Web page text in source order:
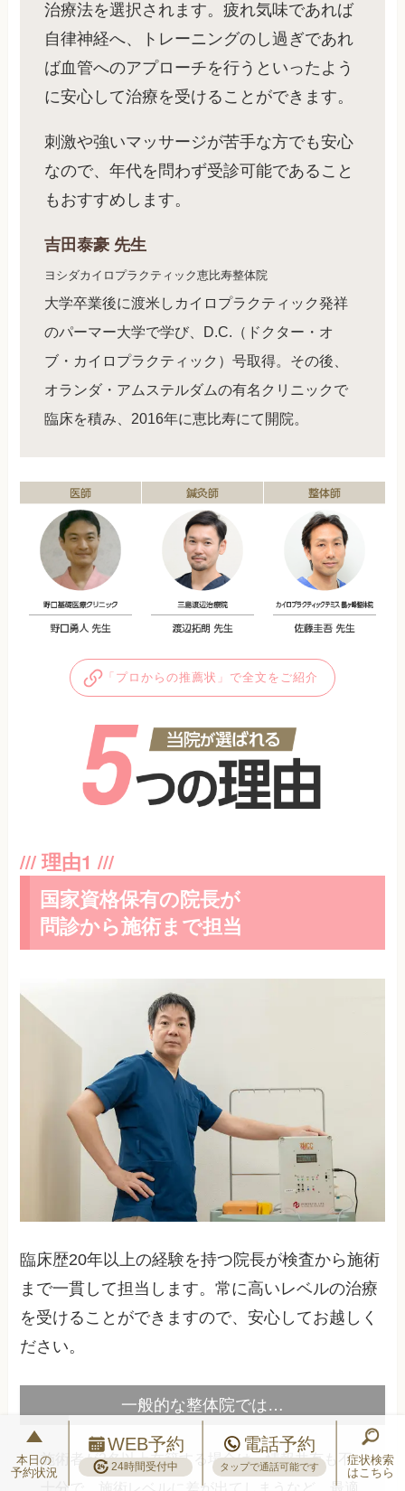
治療法を選択されます。疲れ気味であれば
自律神経へ、トレーニングのし過ぎであれ
ば血管へのアプローチを行うといったよう
に安心して治療を受けることができます。
刺激や強いマッサージが苦手な方でも安心
なので、年代を問わず受診可能であること
もおすすめします。
吉田泰豪 先生
ヨシダカイロプラクティック恵比寿整体院
大学卒業後に渡米しカイロプラクティック発祥
のパーマー大学で学び、D.C.（ドクター・オ
ブ・カイロプラクティック）号取得。その後、
オランダ・アムステルダムの有名クリニックで
臨床を積み、2016年に恵比寿にて開院。
「プロからの推薦状」で全文をご紹介
国家資格保有の院長が
問診から施術まで担当
臨床歴20年以上の経験を持つ院長が検査から施術
まで一貫して担当します。常に高いレベルの治療
を受けることができますので、安心してお越しく
ださい。
一般的な整体院では…
施術者が2名以上在籍する場合は、情報共有も不
十分で、施術レベルに差が出てしまうなど、最適
本日の
予約状況
WEB予約
24時間受付中
電話予約
タップで通話可能です
症状検索
はこちら